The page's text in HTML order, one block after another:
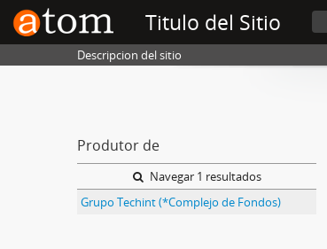
Titulo del Sitio
Descripcion del sitio
Produtor de
Navegar 1 resultados
Grupo Techint (*Complejo de Fondos)